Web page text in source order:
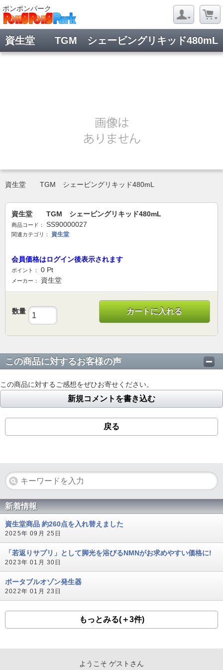
ポンポンパーク
資生堂 TGM シェービングリキッド480mL
資生堂 TGM シェービングリキッド480mL
資生堂 TGM シェービングリキッド480mL
商品コード： SS90000027
関連カテゴリ： 資生堂
会員価格はログイン後表示されます
ポイント： 0 Pt
メーカー： 資生堂
数量 カートに入れる
この商品に対するお客様の声
この商品に対するご感想をぜひお寄せください。
新規コメントを書き込む
戻る
新着情報
資生堂商品 約260点を入れ替えました
2025年 09月 25日
「若返りサプリ」として脚光を浴びるNMNがお求めやすい価格に!
2023年 01月 30日
ポータブルオゾン発生器
2022年 01月 23日
もっとみる(＋3件)
ようこそ ゲストさん